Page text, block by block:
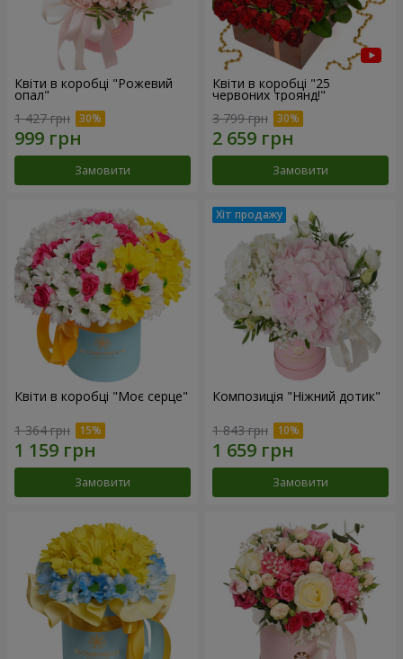
Квіти в коробці "Рожевий
опал"
1 427 грн
Замовити
Квіти в коробці "25
червоних троянд!"
3 799 грн
Замовити
Квіти в коробці "Моє серце"
1 364 грн
Замовити
Композиція "Ніжний дотик"
1 843 грн
Замовити